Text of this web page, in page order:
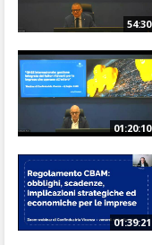
54:30
01:20:10
01:39:21